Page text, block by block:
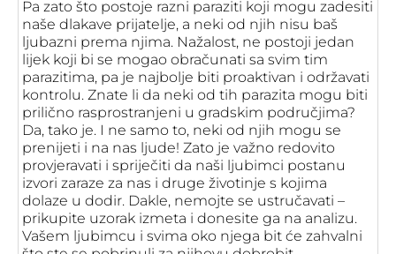
Pa zato što postoje razni paraziti koji mogu zadesiti
naše dlakave prijatelje, a neki od njih nisu baš
ljubazni prema njima. Nažalost, ne postoji jedan
lijek koji bi se mogao obračunati sa svim tim
parazitima, pa je najbolje biti proaktivan i održavati
kontrolu. Znate li da neki od tih parazita mogu biti
prilično rasprostranjeni u gradskim područjima?
Da, tako je. I ne samo to, neki od njih mogu se
prenijeti i na nas ljude! Zato je važno redovito
provjeravati i spriječiti da naši ljubimci postanu
izvori zaraze za nas i druge životinje s kojima
dolaze u dodir. Dakle, nemojte se ustručavati –
prikupite uzorak izmeta i donesite ga na analizu.
Vašem ljubimcu i svima oko njega bit će zahvalni